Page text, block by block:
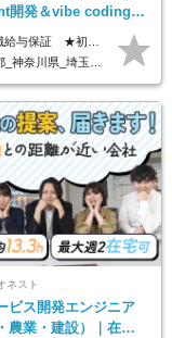
開発＆vibe coding｜
ニアチームをリード
手当 ◎スキルや経験などを考慮。前職から給与アップをお約束します！ ◎上記月給には固定残業代30時間分(95000円～)を含みます。超過した場合は追加支給します ◎試用期間は6ヵ月あり。その間の給与・待遇に差異はありません
_茨城県_栃木県_群馬県_新潟県_山梨県_長野県_富山県_石川県_福井県_静岡県_岐阜県_三重県_兵庫県_京都府_滋賀県_奈良県_和歌山県_広島県_岡山県_鳥取県_島根県_山口県_徳島県_香川県_愛媛県_高知県_福岡県_熊本県_佐賀県_長崎県_大分県_宮崎県_鹿児島県_沖縄県
ネスト
ビス開発エンジニア
農業・建設）｜在宅